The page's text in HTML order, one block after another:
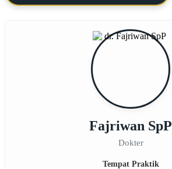
Fajriwan SpP
Dokter
Tempat Praktik